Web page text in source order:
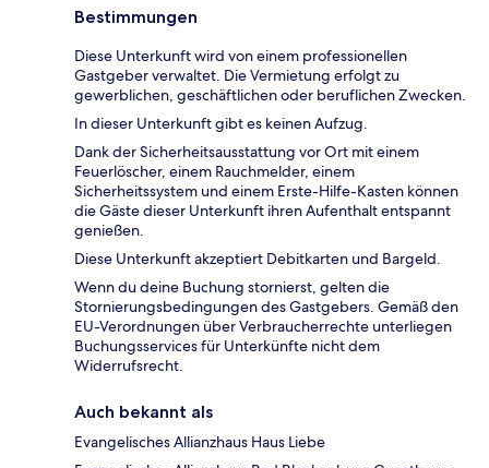
Bestimmungen
Diese Unterkunft wird von einem professionellen
Gastgeber verwaltet. Die Vermietung erfolgt zu
gewerblichen, geschäftlichen oder beruflichen Zwecken.
In dieser Unterkunft gibt es keinen Aufzug.
Dank der Sicherheitsausstattung vor Ort mit einem
Feuerlöscher, einem Rauchmelder, einem
Sicherheitssystem und einem Erste-Hilfe-Kasten können
die Gäste dieser Unterkunft ihren Aufenthalt entspannt
genießen.
Diese Unterkunft akzeptiert Debitkarten und Bargeld.
Wenn du deine Buchung stornierst, gelten die
Stornierungsbedingungen des Gastgebers. Gemäß den
EU-Verordnungen über Verbraucherrechte unterliegen
Buchungsservices für Unterkünfte nicht dem
Widerrufsrecht.
Auch bekannt als
Evangelisches Allianzhaus Haus Liebe